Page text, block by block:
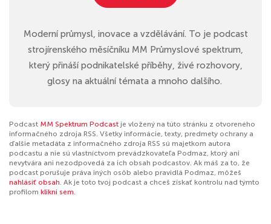
Moderní průmysl, inovace a vzdělávání. To je podcast
strojírenského měsíčníku MM Průmyslové spektrum,
který přináší podnikatelské příběhy, živé rozhovory,
glosy na aktuální témata a mnoho dalšího.
Podcast MM Spektrum Podcast je vložený na túto stránku z otvoreného
informačného zdroja RSS. Všetky informácie, texty, predmety ochrany a
ďalšie metadáta z informačného zdroja RSS sú majetkom autora
podcastu a nie sú vlastníctvom prevádzkovateľa Podmaz, ktorý ani
nevytvára ani nezodpovedá za ich obsah podcastov. Ak máš za to, že
podcast porušuje práva iných osôb alebo pravidlá Podmaz, môžeš
nahlásiť obsah. Ak je toto tvoj podcast a chceš získať kontrolu nad týmto
profilom klikni sem.